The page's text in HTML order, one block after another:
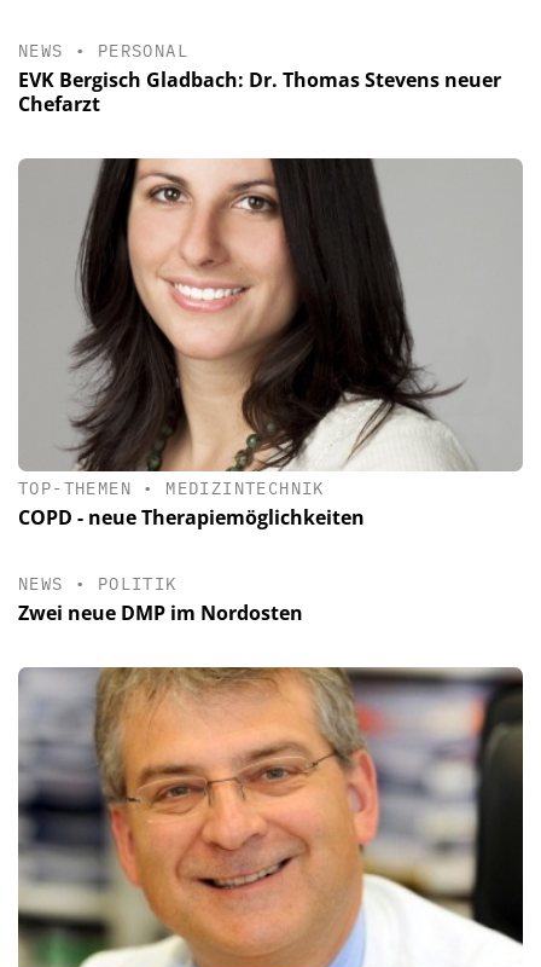
NEWS • PERSONAL
EVK Bergisch Gladbach: Dr. Thomas Stevens neuer
Chefarzt
TOP-THEMEN • MEDIZINTECHNIK
COPD - neue Therapiemöglichkeiten
NEWS • POLITIK
Zwei neue DMP im Nordosten